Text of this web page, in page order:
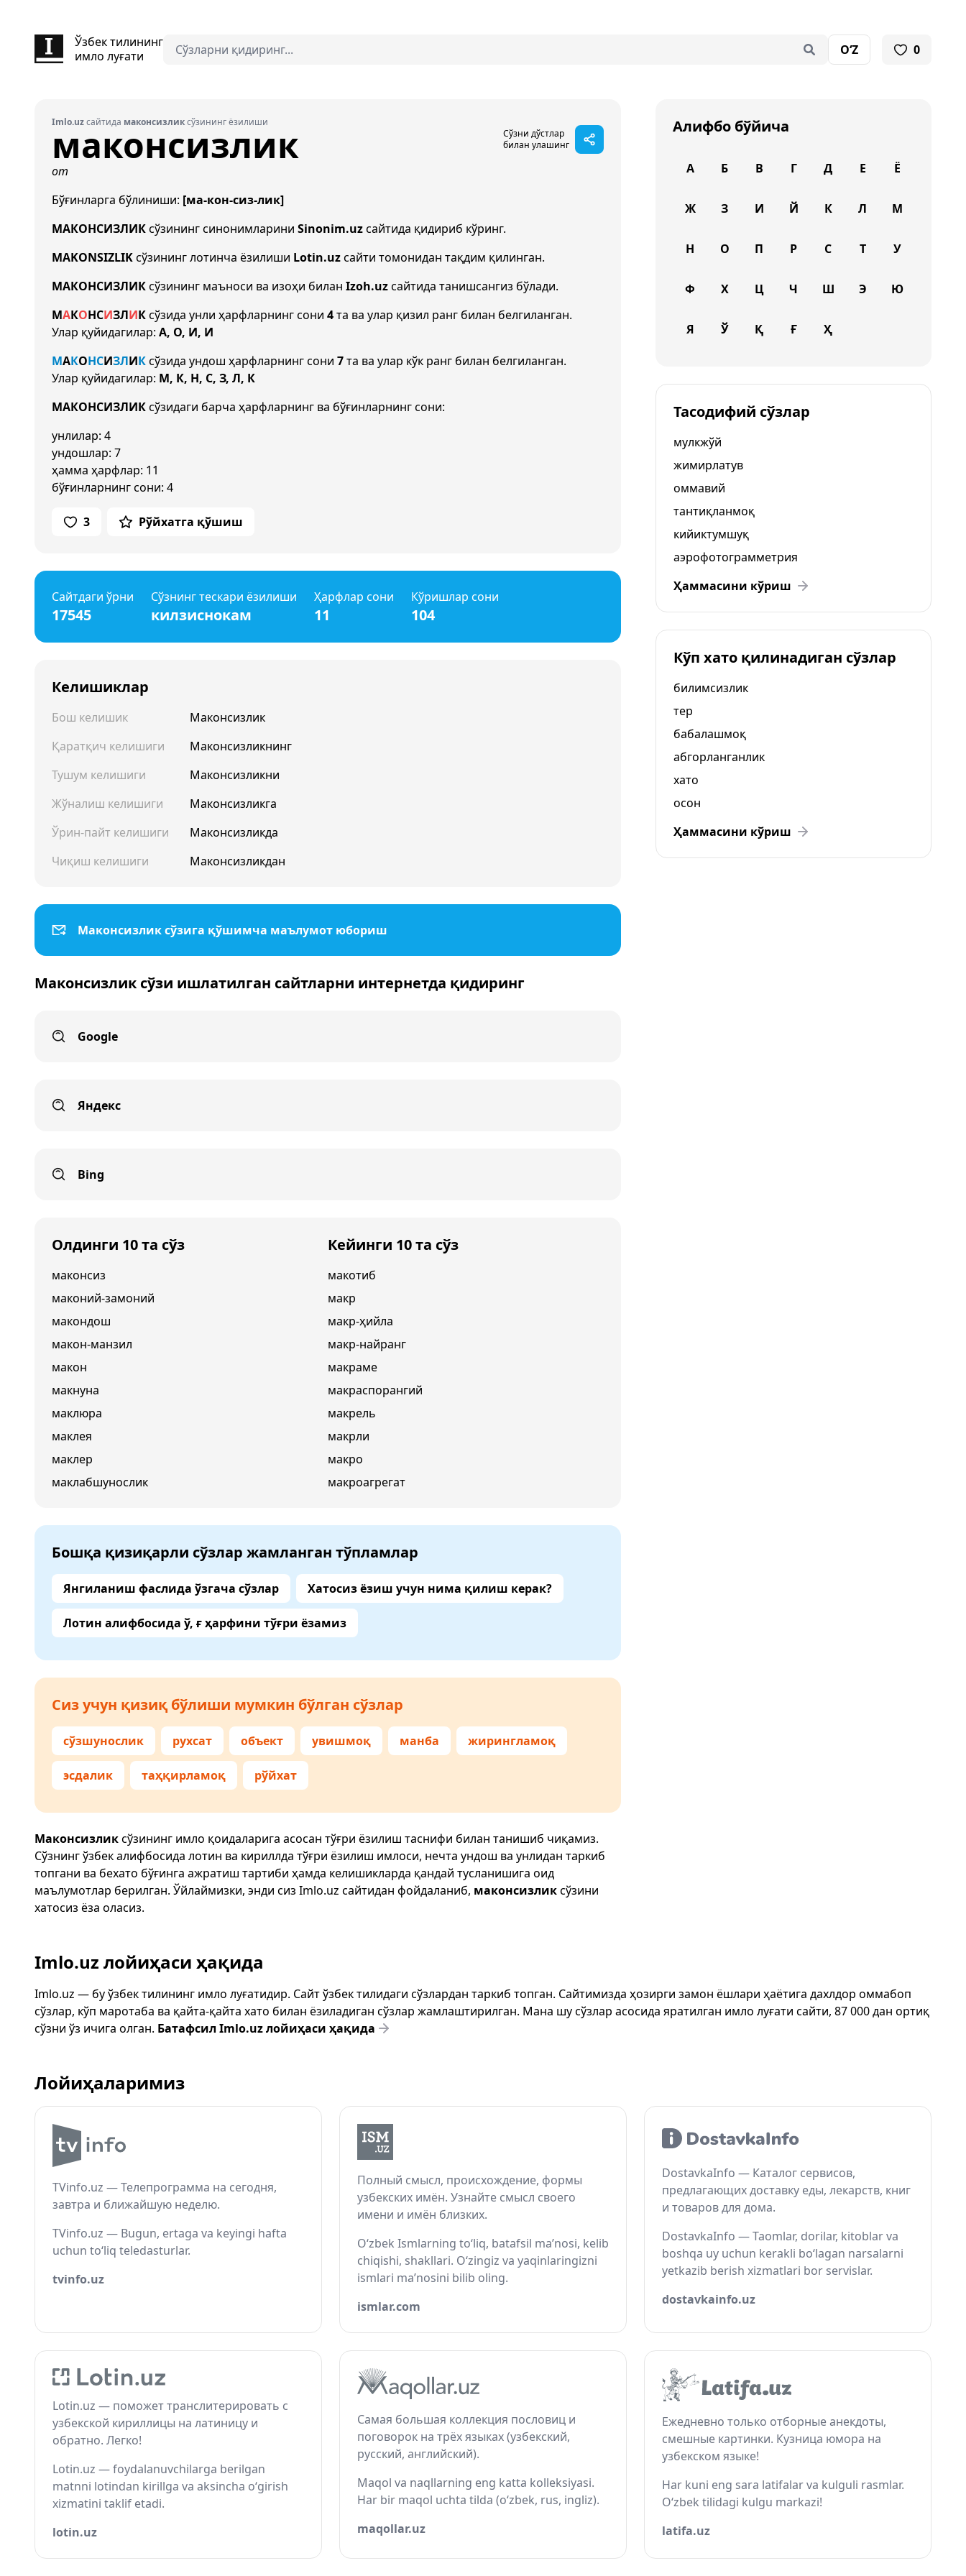
Ўзбек тилининг
имло луғати
O‘Z 0
Imlo.uzсайтида маконсизликсўзининг ёзилиши
маконсизлик
Сўзни дўстлар
билан улашинг
от
Бўғинларга бўлиниши: [ма-кон-сиз-лик]
МАКОНСИЗЛИКсўзининг синонимларини Sinonim.uzсайтида қидириб кўринг.
MAKONSIZLIKсўзининг лотинча ёзилиши Lotin.uzсайти томонидан тақдим қилинган.
МАКОНСИЗЛИКсўзининг маъноси ва изоҳи билан Izoh.uzсайтида танишсангиз бўлади.
МАКОНСИЗЛИКсўзида унли ҳарфларнинг сони 4та ва улар қизил ранг билан белгиланган.
Улар қуйидагилар: А, О, И, И
МАКОНСИЗЛИКсўзида ундош ҳарфларнинг сони 7та ва улар кўк ранг билан белгиланган.
Улар қуйидагилар: М, К, Н, С, З, Л, К
МАКОНСИЗЛИКсўзидаги барча ҳарфларнинг ва бўғинларнинг сони:
унлилар: 4
ундошлар: 7
ҳамма ҳарфлар: 11
бўғинларнинг сони: 4
3 Рўйхатга қўшиш
Сайтдаги ўрни
17545
Сўзнинг тескари ёзилиши
килзиснокам
Ҳарфлар сони
11
Кўришлар сони
104
Келишиклар
Бош келишик
Маконсизлик
Қаратқич келишиги
Маконсизликнинг
Тушум келишиги
Маконсизликни
Жўналиш келишиги
Маконсизликга
Ўрин-пайт келишиги
Маконсизликда
Чиқиш келишиги
Маконсизликдан
Маконсизлик сўзига қўшимча маълумот юбориш
Маконсизлик сўзи ишлатилган сайтларни интернетда қидиринг
Google
Яндекс
Bing
Олдинги 10 та сўз
маконсиз
маконий-замоний
макондош
макон-манзил
макон
макнуна
маклюра
маклея
маклер
маклабшунослик
Кейинги 10 та сўз
макотиб
макр
макр-ҳийла
макр-найранг
макраме
макраспорангий
макрель
макрли
макро
макроагрегат
Бошқа қизиқарли сўзлар жамланган тўпламлар
Янгиланиш фаслида ўзгача сўзлар Хатосиз ёзиш учун нима қилиш керак?
Лотин алифбосида ў, ғ ҳарфини тўғри ёзамиз
Сиз учун қизиқ бўлиши мумкин бўлган сўзлар
сўзшунослик рухсат объект увишмоқ манба жирингламоқ
эсдалик таҳқирламоқ рўйхат
Маконсизликсўзининг имло қоидаларига асосан тўғри ёзилиш таснифи билан танишиб чиқамиз.
Сўзнинг ўзбек алифбосида лотин ва кириллда тўғри ёзилиш имлоси, нечта ундош ва унлидан таркиб
топгани ва бехато бўғинга ажратиш тартиби ҳамда келишикларда қандай тусланишига оид
маълумотлар берилган. Ўйлаймизки, энди сиз Imlo.uz сайтидан фойдаланиб, маконсизликсўзини
хатосиз ёза оласиз.
Алифбо бўйича
А Б В Г Д Е Ё
Ж З И Й К Л М
Н О П Р С Т У
Ф Х Ц Ч Ш Э Ю
Я Ў Қ Ғ Ҳ
Тасодифий сўзлар
мулкжўй
жимирлатув
оммавий
тантиқланмоқ
кийиктумшуқ
аэрофотограмметрия
Ҳаммасини кўриш
Кўп хато қилинадиган сўзлар
билимсизлик
тер
бабалашмоқ
абгорланганлик
хато
осон
Ҳаммасини кўриш
Imlo.uz лойиҳаси ҳақида
Imlo.uz — бу ўзбек тилининг имло луғатидир. Сайт ўзбек тилидаги сўзлардан таркиб топган. Сайтимизда ҳозирги замон ёшлари ҳаётига дахлдор оммабоп
сўзлар, кўп маротаба ва қайта-қайта хато билан ёзиладиган сўзлар жамлаштирилган. Мана шу сўзлар асосида яратилган имло луғати сайти, 87 000 дан ортиқ
сўзни ўз ичига олган. Батафсил Imlo.uz лойиҳаси ҳақида
Лойиҳаларимиз
TVinfo.uz — Телепрограмма на сегодня,
завтра и ближайшую неделю.
TVinfo.uz — Bugun, ertaga va keyingi hafta
uchun to‘liq teledasturlar.
tvinfo.uz
Полный смысл, происхождение, формы
узбекских имён. Узнайте смысл своего
имени и имён близких.
O‘zbek Ismlarning to‘liq, batafsil ma’nosi, kelib
chiqishi, shakllari. O‘zingiz va yaqinlaringizni
ismlari ma’nosini bilib oling.
ismlar.com
DostavkaInfo — Каталог сервисов,
предлагающих доставку еды, лекарств, книг
и товаров для дома.
DostavkaInfo — Taomlar, dorilar, kitoblar va
boshqa uy uchun kerakli bo‘lagan narsalarni
yetkazib berish xizmatlari bor servislar.
dostavkainfo.uz
Lotin.uz — поможет транслитерировать с
узбекской кириллицы на латиницу и
обратно. Легко!
Lotin.uz — foydalanuvchilarga berilgan
matnni lotindan kirillga va aksincha o‘girish
xizmatini taklif etadi.
lotin.uz
Самая большая коллекция пословиц и
поговорок на трёх языках (узбекский,
русский, английский).
Maqol va naqllarning eng katta kolleksiyasi.
Har bir maqol uchta tilda (o‘zbek, rus, ingliz).
maqollar.uz
Ежедневно только отборные анекдоты,
смешные картинки. Кузница юмора на
узбекском языке!
Har kuni eng sara latifalar va kulguli rasmlar.
O‘zbek tilidagi kulgu markazi!
latifa.uz